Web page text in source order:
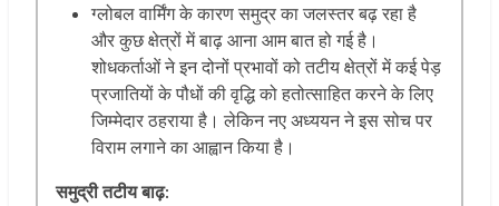
ग्लोबल वार्मिंग के कारण समुद्र का जलस्तर बढ़ रहा है
और कुछ क्षेत्रों में बाढ़ आना आम बात हो गई है।
शोधकर्ताओं ने इन दोनों प्रभावों को तटीय क्षेत्रों में कई पेड़
प्रजातियों के पौधों की वृद्धि को हतोत्साहित करने के लिए
जिम्मेदार ठहराया है। लेकिन नए अध्ययन ने इस सोच पर
विराम लगाने का आह्वान किया है।
समुद्री तटीय बाढ़: